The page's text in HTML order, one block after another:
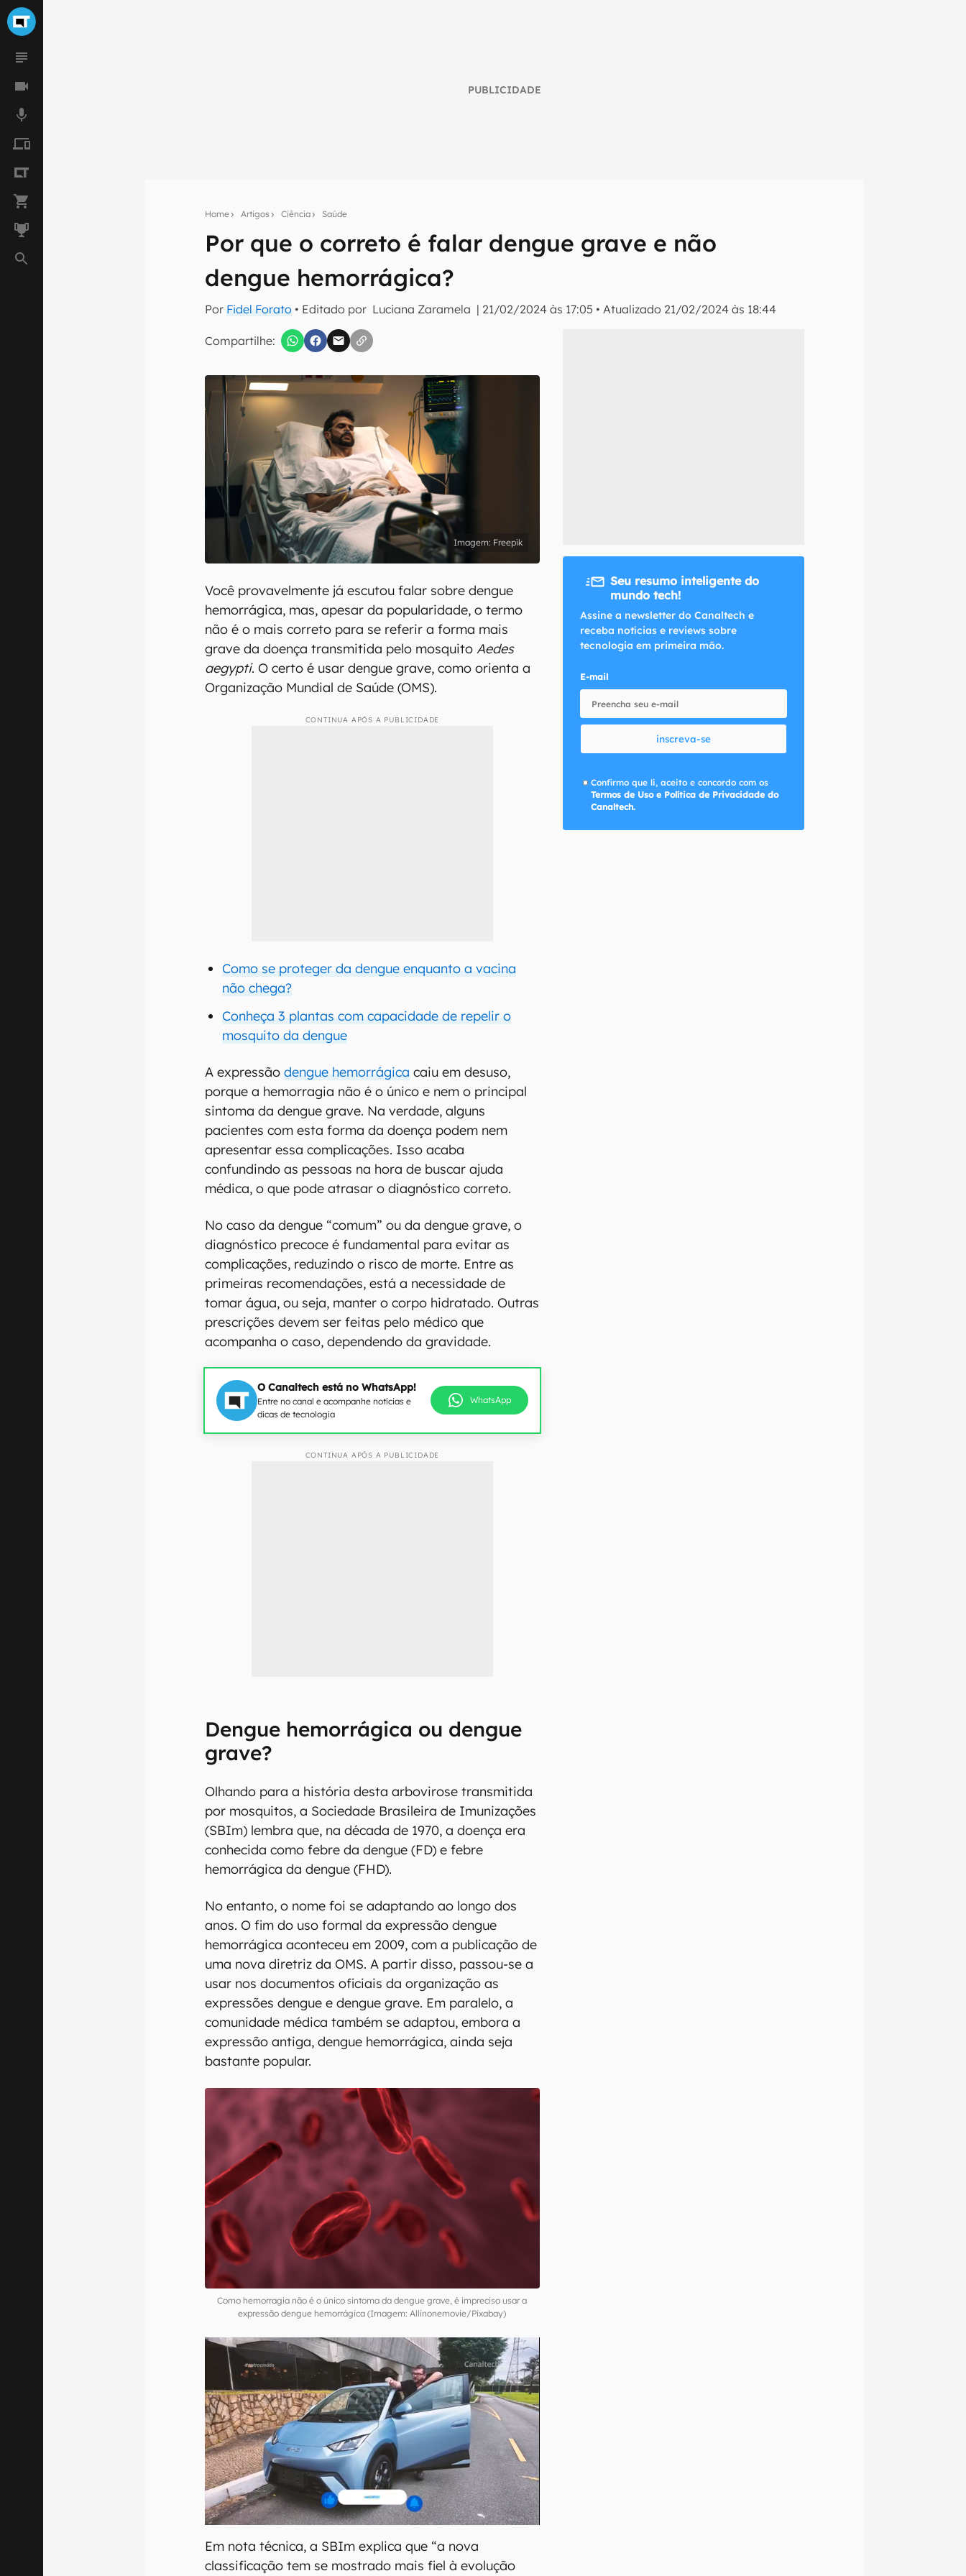
PUBLICIDADE
Home Artigos Ciência Saúde
Por que o correto é falar dengue grave e não
dengue hemorrágica?
Por Fidel Forato • Editado por Luciana Zaramela | 21/02/2024 às 17:05 •Atualizado 21/02/2024 às 18:44
Compartilhe:
Assine a newsletter do Canaltech e receba notícias e reviews sobre tecnologia em primeira
mão.
inscreva-se
Confirmo que li, aceito e concordo com os Termos de Uso e Política de Privacidade do Canaltech.
Freepik
Você provavelmente já escutou falar sobre dengue
hemorrágica, mas, apesar da popularidade, o termo
não é o mais correto para se referir a forma mais
grave da doença transmitida pelo mosquitoAedes
aegypti. O certo é usar dengue grave, como orienta a
Organização Mundial de Saúde (OMS).
CONTINUA APÓS A PUBLICIDADE
Como se proteger da dengue enquanto a vacina
não chega?
Conheça 3 plantas com capacidade de repelir o
mosquito da dengue
A expressãodengue hemorrágica caiu em desuso,
porque a hemorragia não é o único e nem o principal
sintoma da dengue grave. Na verdade, alguns
pacientes com esta forma da doença podem nem
apresentar essa complicações. Isso acaba
confundindo as pessoas na hora de buscar ajuda
médica, o que pode atrasar o diagnóstico correto.
No caso da dengue “comum” ou da dengue grave, o
diagnóstico precoce é fundamental para evitar as
complicações, reduzindo o risco de morte. Entre as
primeiras recomendações, está a necessidade de
tomar água, ou seja, manter o corpo hidratado. Outras
prescrições devem ser feitas pelo médico que
acompanha o caso, dependendo da gravidade.
O Canaltech está no WhatsApp!
Entre no canal e acompanhe notícias e
dicas de tecnologia
WhatsApp
CONTINUA APÓS A PUBLICIDADE
Dengue hemorrágica ou dengue
grave?
Olhando para a história desta arbovirose transmitida
por mosquitos, a Sociedade Brasileira de Imunizações
(SBIm) lembra que, na década de 1970, a doença era
conhecida como febre da dengue (FD) e febre
hemorrágica da dengue (FHD).
No entanto, o nome foi se adaptando ao longo dos
anos. O fim do uso formal da expressão dengue
hemorrágica aconteceu em 2009, com a publicação de
uma nova diretriz da OMS. A partir disso, passou-se a
usar nos documentos oficiais da organização as
expressões dengue e dengue grave. Em paralelo, a
comunidade médica também se adaptou, embora a
expressão antiga, dengue hemorrágica, ainda seja
bastante popular.
Como hemorragia não é o único sintoma da dengue grave, é impreciso usar a
expressão dengue hemorrágica (Imagem: Allinonemovie/Pixabay)
Em nota técnica, a SBIm explica que “a nova
classificação tem se mostrado mais fiel à evolução
Seu resumo inteligente do
mundo tech!
Assine a newsletter do Canaltech e
receba notícias e reviews sobre
tecnologia em primeira mão.
E-mail
inscreva-se
Confirmo que li, aceito e concordo com os
Termos de Uso e Política de Privacidade do
Canaltech.